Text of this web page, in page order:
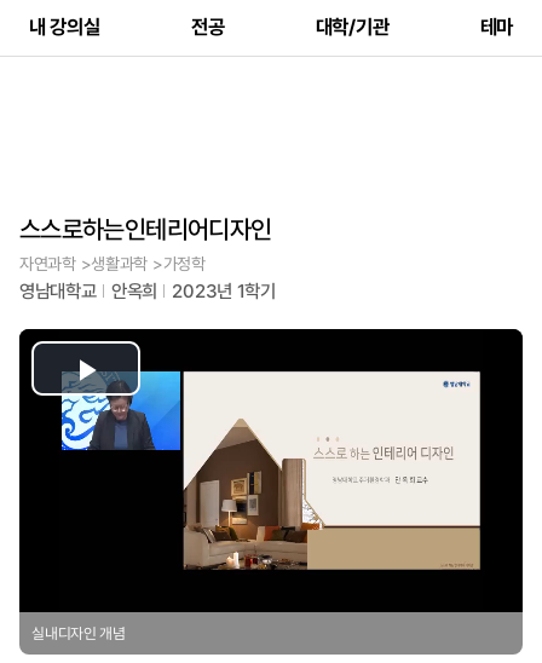
내 강의실 전공 대학/기관 테마
스스로하는인테리어디자인
자연과학 >생활과학 >가정학
영남대학교 안옥희 2023년 1학기
Play
Video
실내디자인 개념